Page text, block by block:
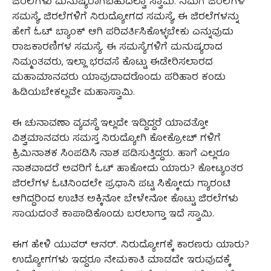
ಸಮಸ್ಯೆ, ಜಿರಲೆಗಳಿಗೆ ನಿರುದ್ಯೋಗದ ಸಮಸ್ಯೆ, ಈ ಜಿರಲೆಗಳನ್ನು
ಹೇಗೆ ಓಟ್ ಬ್ಯಾಂಕ್ ಆಗಿ ಪರಿವರ್ತಿಸಿಕೊಳ್ಳಬೇಕು ಎನ್ನುವುದು
ರಾಜಕಾರಣಿಗಳ ಸಮಸ್ಯೆ. ಈ ಸಮಸ್ಯೆಗಳಿಗೆ ಮನುಷ್ಯರಾದ
ನಿಮ್ಮಂತವರು, ಇಲ್ಲಾ ಭರವಸೆ ಕೊಟ್ಟು ಈಡೇರಿಸಲಾರದ
ಮಹಾಮಾನವರು ಯಾವುದಾದರೊಂದು ಪರಿಹಾರ ಕಂಡು
ಹಿಡಿಯಬೇಕಲ್ಲವೇ ಮಹಾಸ್ವಾಮಿ.
ಈ ಚುನಾವಣಾ ವ್ಯವಸ್ಥೆ ಇಲ್ಲದೇ ಇದ್ದಿದ್ದರೆ ಯಾವತ್ತೋ
ವಿಶ್ವಮಾನವರು ಸಮಸ್ತ ನಿರುದ್ಯೋಗಿ ಕೋಕ್ರೋಚ್‌ ಗಳಿಗೆ
ಕ್ರಿಮಿನಾಶಕ ಸಿಂಪಡಿಸಿ ನಾಶ ಪಡಿಸುತ್ತಿದ್ದರು. ಹಾಗೆ ಎಲ್ಲರೂ
ನಾಶವಾದರೆ ಅವರಿಗೆ ಓಟ್ ಹಾಕೋದು ಯಾರು? ಕೋಟ್ಯಂತರ
ಜಿರಲೆಗಳ ಓಟಿನಿಂದಲೇ ಪ್ರಧಾನಿ ಪಟ್ಟ ಸಿಕ್ಕೋದು ಗ್ಯಾರಂಟಿ
ಆಗಿದ್ದರಿಂದ ಉಚಿತ ಅಕ್ಕಿನೋ ಬೇಳೇನೋ ಕೊಟ್ಟು ಜಿರಲೆಗಳು
ಸಾಯದಂತೆ ಕಾಪಾಡಿಕೊಂಡು ಬರಲಾಗ್ತಾ ಇದೆ ಸ್ವಾಮಿ.
ಈಗ ಹೇಳಿ ಯುವರ್ ಆನರ್. ನಿರುದ್ಯೋಗಕ್ಕೆ ಕಾರಣರು ಯಾರು?
ಉದ್ಯೋಗಗಳು ಇದ್ದರೂ ನೇಮಕಾತಿ ಮಾಡದೇ ಇರುವುದಕ್ಕೆ